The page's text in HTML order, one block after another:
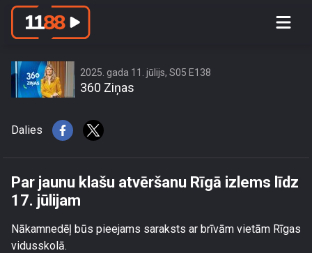
Par jaunu klašu atvēršanu Rīgā izlems
2025. gada 11. jūlijs, S05 E138
360 Ziņas
Dalies
Par jaunu klašu atvēršanu Rīgā izlems līdz
17. jūlijam
Nākamnedēļ būs pieejams saraksts ar brīvām vietām Rīgas
vidusskolā.